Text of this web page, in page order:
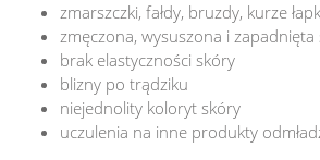
zmarszczki, fałdy, bruzdy, kurze
zmęczona, wysuszona i zapadnięta
brak elastyczności skóry
blizny po trądziku
niejednolity koloryt skóry
uczulenia na inne produkty